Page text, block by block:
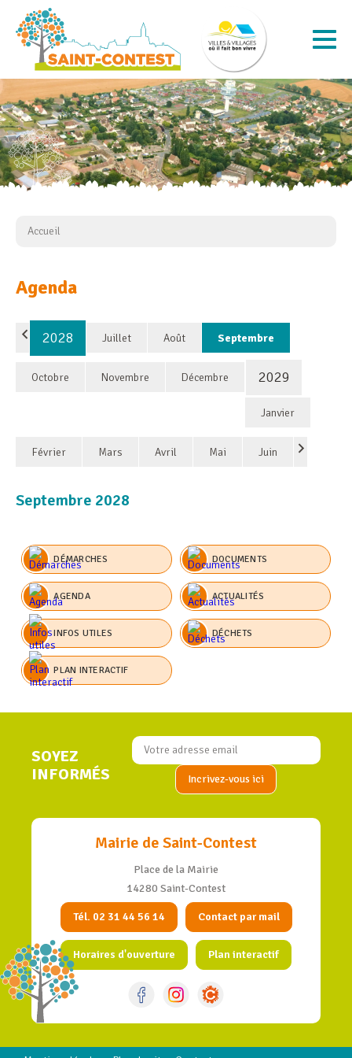
Accueil
Agenda
2028 Juillet Août Septembre
Octobre Novembre Décembre 2029
Janvier
Février Mars Avril Mai Juin
Septembre 2028
DÉMARCHES DOCUMENTS
AGENDA ACTUALITÉS
INFOS UTILES DÉCHETS
PLAN INTERACTIF
SOYEZ
INFORMÉS
Mairie de Saint-Contest
Place de la Mairie
14280 Saint-Contest
Tél. 02 31 44 56 14 Contact par mail
Horaires d'ouverture Plan interactif